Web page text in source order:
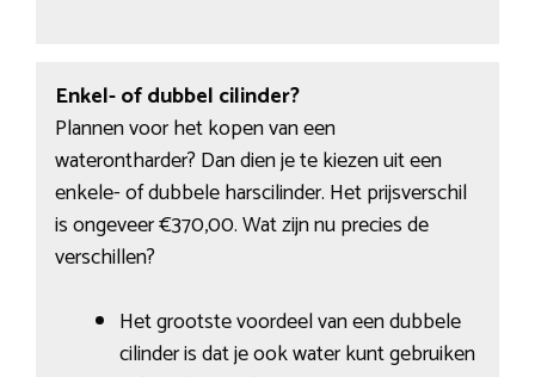
Enkel- of dubbel cilinder?
Plannen voor het kopen van een
waterontharder? Dan dien je te kiezen uit een
enkele- of dubbele harscilinder. Het prijsverschil
is ongeveer €370,00. Wat zijn nu precies de
verschillen?
Het grootste voordeel van een dubbele
cilinder is dat je ook water kunt gebruiken